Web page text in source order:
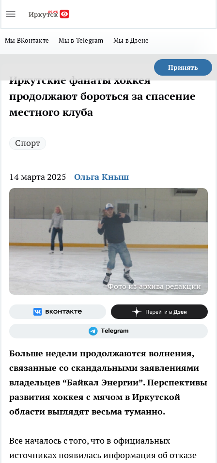
Мы ВКонтакте Мы в Telegram Мы в Дзене
Принять
Иркутские фанаты хоккея
продолжают бороться за спасение
местного клуба
Спорт
14 марта 2025 Ольга Кныш
Фото из архива редакции
Больше недели продолжаются волнения,
связанные со скандальными заявлениями
владельцев “Байкал Энергии”. Перспективы
развития хоккея с мячом в Иркутской
области выглядят весьма туманно.
Все началось с того, что в официальных
источниках появилась информация об отказе